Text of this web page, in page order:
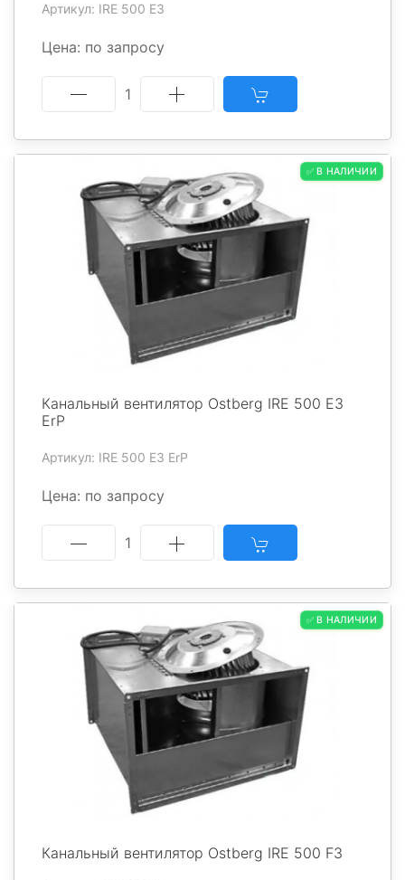
Артикул: IRE 500 E3
Цена: по запросу
1
✅ В НАЛИЧИИ
Канальный вентилятор Ostberg IRE 500 E3
ErP
Артикул: IRE 500 E3 ErP
Цена: по запросу
1
✅ В НАЛИЧИИ
Канальный вентилятор Ostberg IRE 500 F3